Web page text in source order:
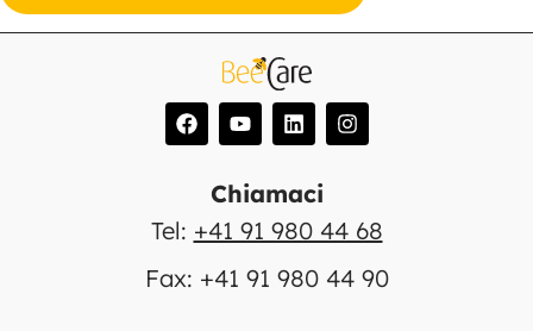
Chiamaci
Tel: +41 91 980 44 68
Fax: +41 91 980 44 90